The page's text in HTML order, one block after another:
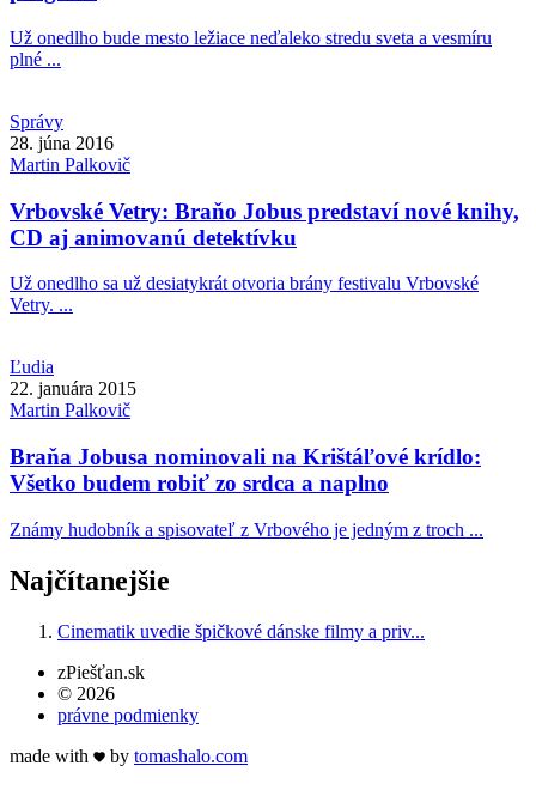
Už onedlho bude mesto ležiace neďaleko stredu sveta a vesmíru
plné ...
Správy
28. júna 2016
Martin Palkovič
Vrbovské Vetry: Braňo Jobus predstaví nové knihy,
CD aj animovanú detektívku
Už onedlho sa už desiatykrát otvoria brány festivalu Vrbovské
Vetry. ...
Ľudia
22. januára 2015
Martin Palkovič
Braňa Jobusa nominovali na Krištáľové krídlo:
Všetko budem robiť zo srdca a naplno
Známy hudobník a spisovateľ z Vrbového je jedným z troch ...
Najčítanejšie
Cinematik uvedie špičkové dánske filmy a priv...
zPiešťan.sk
© 2026
právne podmienky
made with
by tomashalo.com